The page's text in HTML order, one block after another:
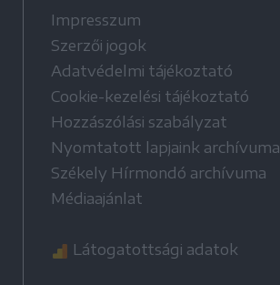
Impresszum
Szerzői jogok
Adatvédelmi tájékoztató
Cookie-kezelési tájékoztató
Hozzászólási szabályzat
Nyomtatott lapjaink archívuma
Székely Hírmondó archívuma
Médiaajánlat
Látogatottsági adatok